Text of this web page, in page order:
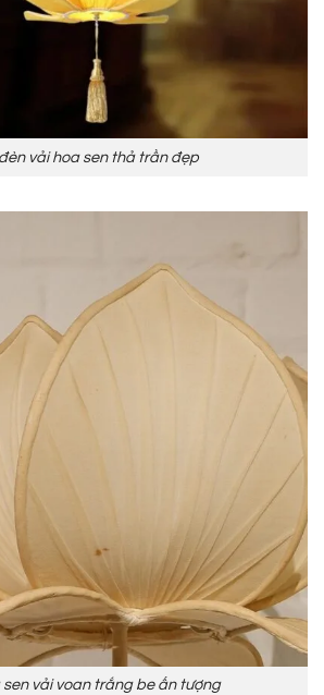
vải hoa sen thả trần đẹp
sen vải voan trắng be ấn tượng